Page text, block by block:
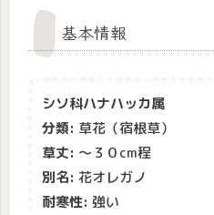
基本情報
シソ科ハナハッカ属
分類: 草花（宿根草）
草丈: ～３０cm程
別名: 花オレガノ
耐寒性: 強い